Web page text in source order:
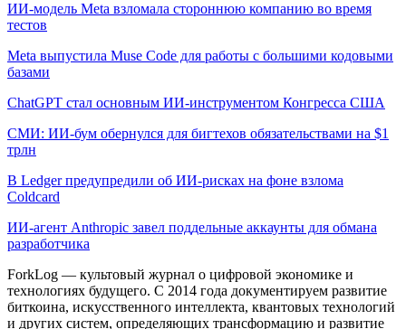
ИИ-модель Meta взломала стороннюю компанию во время
тестов
Meta выпустила Muse Code для работы с большими кодовыми
базами
ChatGPT стал основным ИИ-инструментом Конгресса США
СМИ: ИИ-бум обернулся для бигтехов обязательствами на $1
трлн
В Ledger предупредили об ИИ-рисках на фоне взлома
Coldcard
ИИ-агент Anthropic завел поддельные аккаунты для обмана
разработчика
ForkLog — культовый журнал о цифровой экономике и
технологиях будущего. С 2014 года документируем развитие
биткоина, искусственного интеллекта, квантовых технологий
и других систем, определяющих трансформацию и развитие